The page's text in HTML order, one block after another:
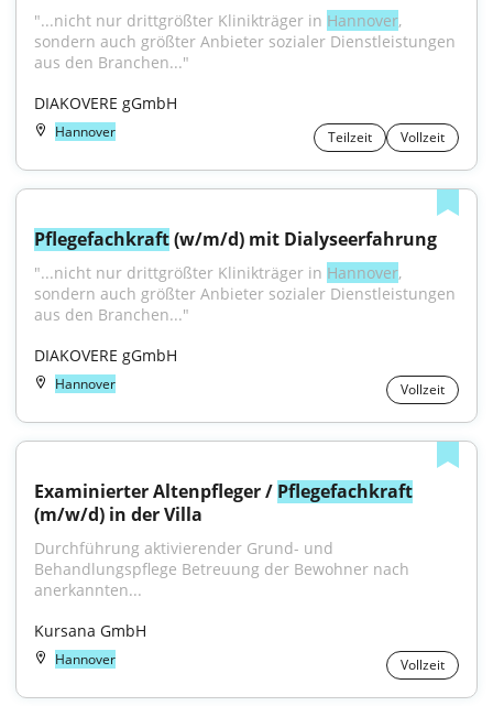
"...nicht nur drittgrößter Klinikträger in Hannover,
sondern auch größter Anbieter sozialer Dienstleistungen
aus den Branchen..."
DIAKOVERE gGmbH
Hannover Teilzeit Vollzeit
Pflegefachkraft (w/m/d) mit Dialyseerfahrung
"...nicht nur drittgrößter Klinikträger in Hannover,
sondern auch größter Anbieter sozialer Dienstleistungen
aus den Branchen..."
DIAKOVERE gGmbH
Hannover Vollzeit
Examinierter Altenpfleger / Pflegefachkraft
(m/w/d) in der Villa
Durchführung aktivierender Grund- und
Behandlungspflege Betreuung der Bewohner nach
anerkannten...
Kursana GmbH
Hannover Vollzeit